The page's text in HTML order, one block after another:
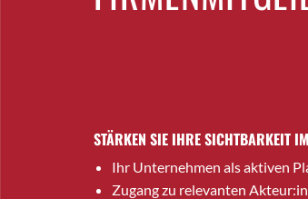
STÄRKEN SIE IHRE SICHTBARKEIT
Ihr Unternehmen als aktiven
Zugang zu relevanten